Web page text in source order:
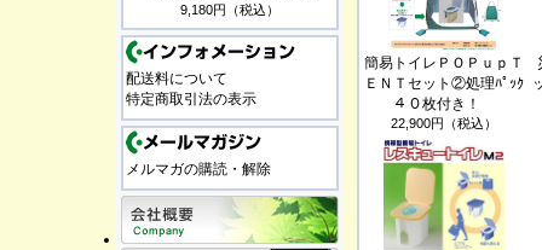
9,180円（税込）
配送料について
特定商取引法の表示
メルマガの購読・解除
簡易トイレＰＯＰｕｐＴ
ＥＮＴセット②処理ﾊﾟｯｸ
４０枚付き！
22,900円（税込）